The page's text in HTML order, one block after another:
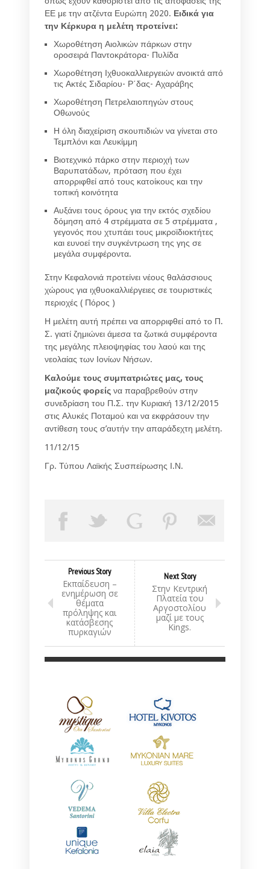
ΕΕ με την ατζέντα Ευρώπη 2020. Ειδικά για
την Κέρκυρα η μελέτη προτείνει:
Χωροθέτηση Αιολικών πάρκων στην
οροσειρά Παντοκράτορα- Πυλίδα
Χωροθέτηση Ιχθυοκαλλιεργειών ανοικτά από
τις Ακτές Σιδαρίου- Ρ΄δας- Αχαράβης
Χωροθέτηση Πετρελαιοπηγών στους
Οθωνούς
Η όλη διαχείριση σκουπιδιών να γίνεται στο
Τεμπλόνι και Λευκίμμη
Βιοτεχνικό πάρκο στην περιοχή των
Βαρυπατάδων, πρόταση που έχει
απορριφθεί από τους κατοίκους και την
τοπική κοινότητα
Αυξάνει τους όρους για την εκτός σχεδίου
δόμηση από 4 στρέμματα σε 5 στρέμματα ,
γεγονός που χτυπάει τους μικροϊδιοκτήτες
και ευνοεί την συγκέντρωση της γης σε
μεγάλα συμφέροντα.
Στην Κεφαλονιά προτείνει νέους θαλάσσιους
χώρους για ιχθυοκαλλιέργειες σε τουριστικές
περιοχές ( Πόρος )
Η μελέτη αυτή πρέπει να απορριφθεί από το Π.
Σ. γιατί ζημιώνει άμεσα τα ζωτικά συμφέροντα
της μεγάλης πλειοψηφίας του λαού και της
νεολαίας των Ιονίων Νήσων.
Καλούμε τους συμπατριώτες μας, τους
μαζικούς φορείς να παραβρεθούν στην
συνεδρίαση του Π.Σ. την Κυριακή 13/12/2015
στις Αλυκές Ποταμού και να εκφράσουν την
αντίθεση τους σ’αυτήν την απαράδεχτη μελέτη.
11/12/15
Γρ. Τύπου Λαϊκής Συσπείρωσης Ι.Ν.
Previous Story
Εκπαίδευση –
ενημέρωση σε
θέματα
πρόληψης και
κατάσβεσης
πυρκαγιών
Next Story
Στην Κεντρική
Πλατεία του
Αργοστολίου
μαζί με τους
Kings.